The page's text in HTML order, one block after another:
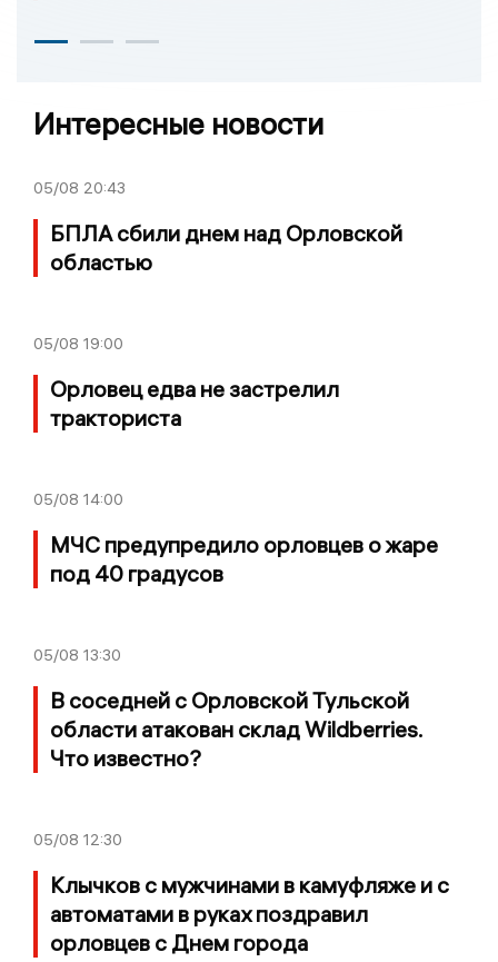
Интересные новости
05/08 20:43
БПЛА сбили днем над Орловской
областью
05/08 19:00
Орловец едва не застрелил
тракториста
05/08 14:00
МЧС предупредило орловцев о жаре
под 40 градусов
05/08 13:30
В соседней с Орловской Тульской
области атакован склад Wildberries.
Что известно?
05/08 12:30
Клычков с мужчинами в камуфляже и с
автоматами в руках поздравил
орловцев с Днем города